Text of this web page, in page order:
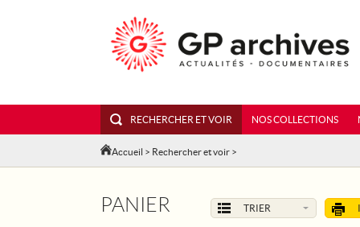
RECHERCHER ET VOIR NOS COLLECTIONS
Accueil > Rechercher et voir >
PANIER TRIER